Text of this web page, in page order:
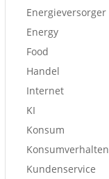
Energieversorger
Energy
Food
Handel
Internet
KI
Konsum
Konsumverhalten
Kundenservice